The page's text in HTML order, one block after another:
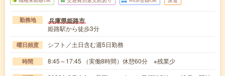
勤務地 兵庫県姫路市
姫路駅から徒歩3分
曜日頻度 シフト／土日含む週5日勤務
時間 8:45～17:45 （実働8時間）休憩60分 ※残業少